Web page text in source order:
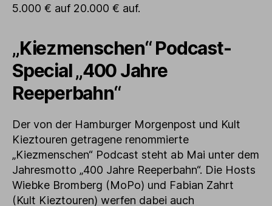
5.000 € auf 20.000 € auf.
„Kiezmenschen“ Podcast-
Special „400 Jahre
Reeperbahn“
Der von der Hamburger Morgenpost und Kult
Kieztouren getragene renommierte
„Kiezmenschen“ Podcast steht ab Mai unter dem
Jahresmotto „400 Jahre Reeperbahn“. Die Hosts
Wiebke Bromberg (MoPo) und Fabian Zahrt
(Kult Kieztouren) werfen dabei auch